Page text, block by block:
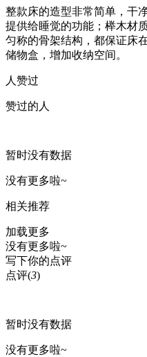
整款床的造型非常简单，干
提供给睡觉的功能；榉木材
匀称的骨架结构，都保证床
储物盒，增加收纳空间。
人赞过
赞过的人
暂时没有数据
没有更多啦~
相关推荐
加载更多
没有更多啦~
写下你的点评
点评(3)
暂时没有数据
没有更多啦~